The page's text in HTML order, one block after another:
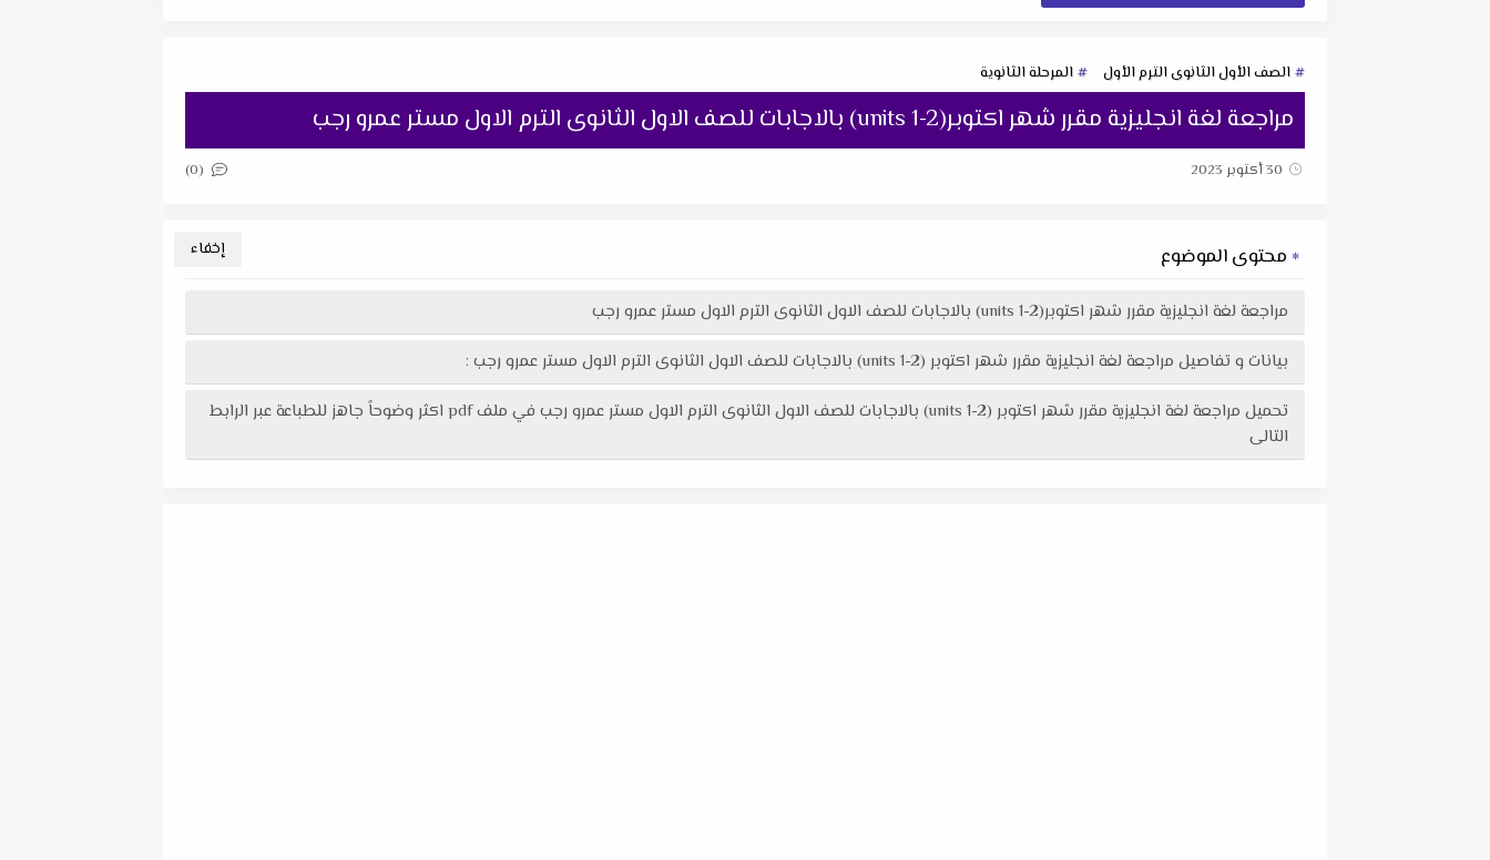
الصف الأول الثانوى الترم الأول المرحلة الثانوية
مراجعة لغة انجليزية مقرر شهر اكتوبر(units 1-2) بالاجابات للصف الاول الثانوى الترم الاول مستر عمرو رجب
30 أكتوبر 2023 (0)
محتوى الموضوع
مراجعة لغة انجليزية مقرر شهر اكتوبر(units 1-2) بالاجابات للصف الاول الثانوى الترم الاول مستر عمرو رجب
بيانات و تفاصيل مراجعة لغة انجليزية مقرر شهر اكتوبر (units 1-2) بالاجابات للصف الاول الثانوى الترم الاول مستر عمرو رجب :
تحميل مراجعة لغة انجليزية مقرر شهر اكتوبر (units 1-2) بالاجابات للصف الاول الثانوى الترم الاول مستر عمرو رجب في ملف pdf اكثر وضوحاً جاهز للطباعة عبر الرابط
التالى